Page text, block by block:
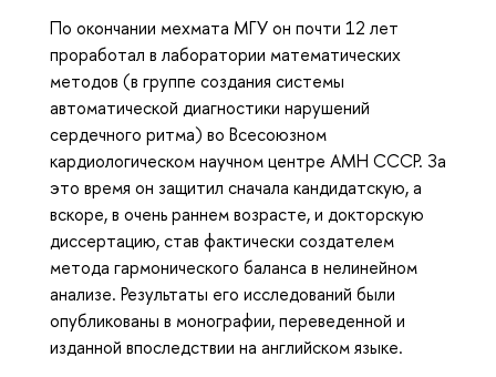
По окончании мехмата МГУ он почти 12 лет
проработал в лаборатории математических
методов (в группе создания системы
автоматической диагностики нарушений
сердечного ритма) во Всесоюзном
кардиологическом научном центре АМН СССР. За
это время он защитил сначала кандидатскую, а
вскоре, в очень раннем возрасте, и докторскую
диссертацию, став фактически создателем
метода гармонического баланса в нелинейном
анализе. Результаты его исследований были
опубликованы в монографии, переведенной и
изданной впоследствии на английском языке.